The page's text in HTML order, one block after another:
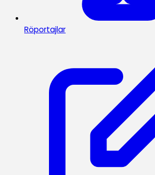
Röportajlar